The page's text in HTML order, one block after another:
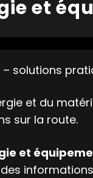
et
– solutions
et du
sur la route.
et